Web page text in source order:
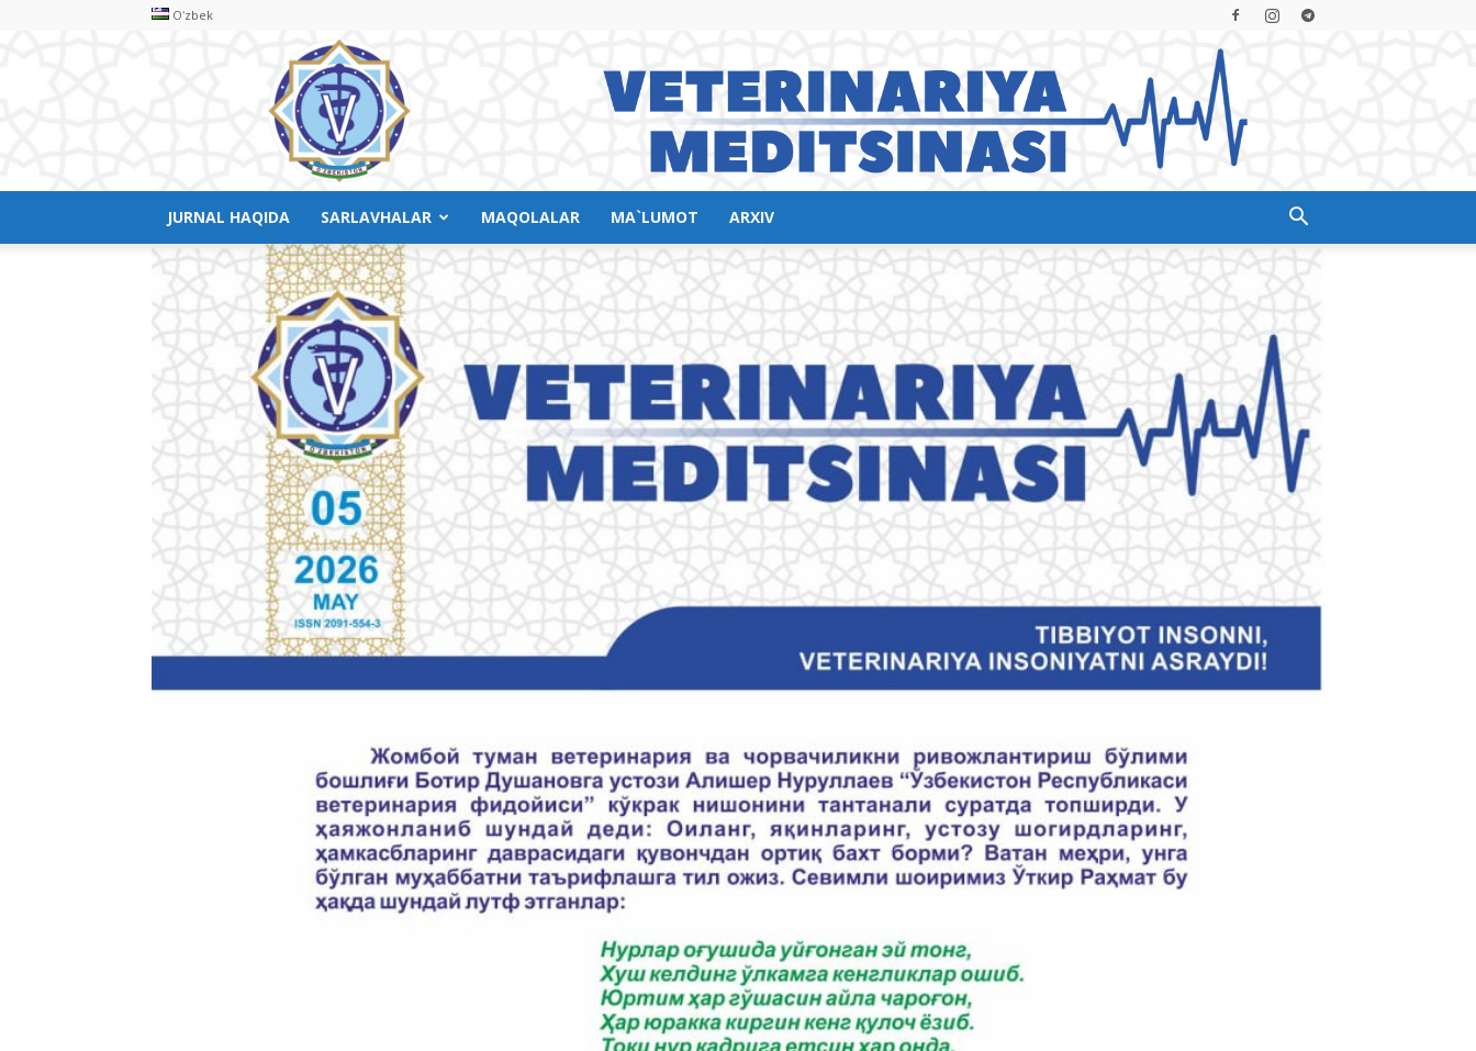
Oʻzbek
Veterinariya
meditsinasi
JURNAL HAQIDA SARLAVHALAR MAQOLALAR MA`LUMOT ARXIV